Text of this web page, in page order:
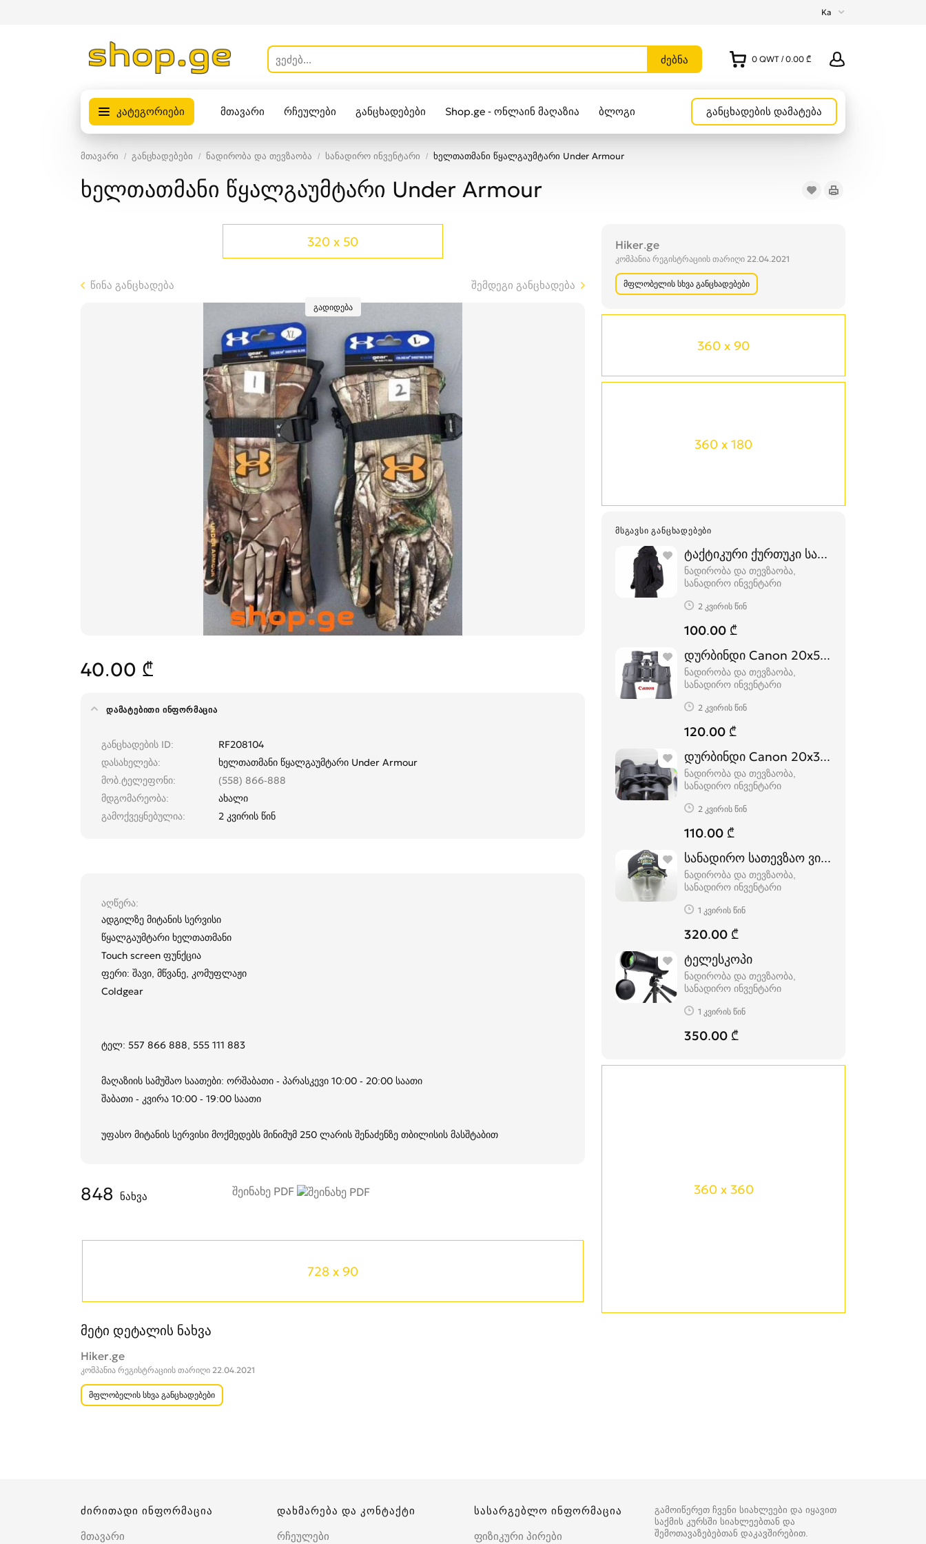
Ka
0 QWT / 0.00 ₾
კატეგორიები მთავარი რჩეულები განცხადებები Shop.ge - ონლაინ მაღაზია ბლოგი განცხადების დამატება
მთავარი განცხადებები ნადირობა და თევზაობა სანადირო ინვენტარი ხელთათმანი წყალგაუმტარი Under Armour
ხელთათმანი წყალგაუმტარი Under Armour
Hiker.ge
კომპანია რეგისტრაციის თარიღი 22.04.2021
მფლობელის სხვა განცხადებები
360 x 90
360 x 180
ᲛᲡᲒᲐᲕᲡᲘ ᲒᲐᲜᲪᲮᲐᲓᲔᲑᲔᲑᲘ
ტაქტიკური ქურთუკი სამხედრო კურტკა
ნადირობა და თევზაობა,
სანადირო ინვენტარი
2 კვირის წინ
100.00 ₾
დურბინდი Canon 20x50 დურბინდები
ნადირობა და თევზაობა,
სანადირო ინვენტარი
2 კვირის წინ
120.00 ₾
დურბინდი Canon 20x35 დურბინდები
ნადირობა და თევზაობა,
სანადირო ინვენტარი
2 კვირის წინ
110.00 ₾
სანადირო სათევზაო ვიდეო კამერა
ნადირობა და თევზაობა,
სანადირო ინვენტარი
1 კვირის წინ
320.00 ₾
ტელესკოპი
ნადირობა და თევზაობა,
სანადირო ინვენტარი
1 კვირის წინ
350.00 ₾
360 x 360
320 x 50
წინა განცხადება შემდეგი განცხადება
გადიდება
40.00 ₾
ᲓᲐᲛᲐᲢᲔᲑᲘᲗᲘ ᲘᲜᲤᲝᲠᲛᲐᲪᲘᲐ
განცხადების ID
RF208104
დასახელება
ხელთათმანი წყალგაუმტარი Under Armour
მობ.ტელეფონი
(558) 866-888
მდგომარეობა
ახალი
გამოქვეყნებულია
2 კვირის წინ
აღწერა
ადგილზე მიტანის სერვისი
წყალგაუმტარი ხელთათმანი
Touch screen ფუნქცია
ფერი: შავი, მწვანე, კომუფლაჟი
Coldgear
ტელ: 557 866 888, 555 111 883
მაღაზიის სამუშაო საათები: ორშაბათი - პარასკევი 10:00 - 20:00 საათი
შაბათი - კვირა 10:00 - 19:00 საათი
უფასო მიტანის სერვისი მოქმედებს მინიმუმ 250 ლარის შენაძენზე თბილისის მასშტაბით
შეინახე PDF
848 ნახვა
728 x 90
მეტი დეტალის ნახვა
Hiker.ge
კომპანია რეგისტრაციის თარიღი 22.04.2021
მფლობელის სხვა განცხადებები
გამოიწერეთ ჩვენი სიახლეები და იყავით
საქმის კურსში სიახლეებთან და
შემოთავაზებებთან დაკავშირებით.
ძირითადი ინფორმაცია
მთავარი
დახმარება და კონტაქტი
რჩეულები
სასარგებლო ინფორმაცია
ფიზიკური პირები